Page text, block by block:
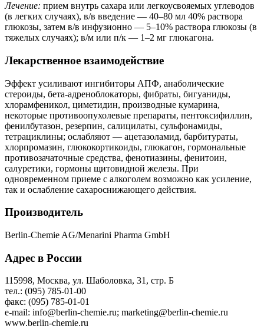
Лечение: прием внутрь сахара или легкоусвояемых углеводов
(в легких случаях), в/в введение — 40–80 мл 40% раствора
глюкозы, затем в/в инфузионно — 5–10% раствора глюкозы (в
тяжелых случаях); в/м или п/к — 1–2 мг глюкагона.
Лекарственное взаимодействие
Эффект усиливают ингибиторы АПФ, анаболические
стероиды, бета-адреноблокаторы, фибраты, бигуаниды,
хлорамфеникол, циметидин, производные кумарина,
некоторые противоопухолевые препараты, пентоксифиллин,
фенилбутазон, резерпин, салицилаты, сульфонамиды,
тетрациклины; ослабляют — ацетазоламид, барбитураты,
хлорпромазин, глюкокортикоиды, глюкагон, гормональные
противозачаточные средства, фенотиазины, фенитоин,
салуретики, гормоны щитовидной железы. При
одновременном приеме с алкоголем возможно как усиление,
так и ослабление сахароснижающего действия.
Производитель
Berlin-Chemie AG/Menarini Pharma GmbH
Адрес в России
115998, Москва, ул. Шаболовка, 31, стр. Б
тел.: (095) 785-01-00
факс: (095) 785-01-01
e-mail: info@berlin-chemie.ru; marketing@berlin-chemie.ru
www.berlin-chemie.ru